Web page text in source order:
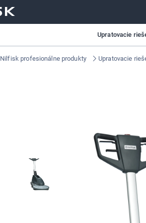
Upratovacie
Nilfisk profesionálne produkty Upratovacie